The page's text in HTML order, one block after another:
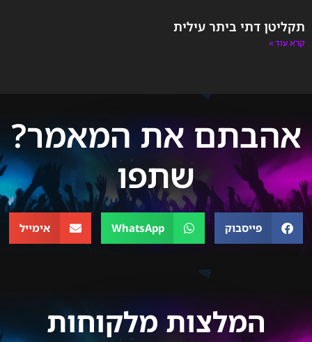
תקליטן דתי ביתר עילית
קרא עוד »
אהבתם את המאמר?
שתפו
פייסבוק WhatsApp אימייל
המלצות מלקוחות